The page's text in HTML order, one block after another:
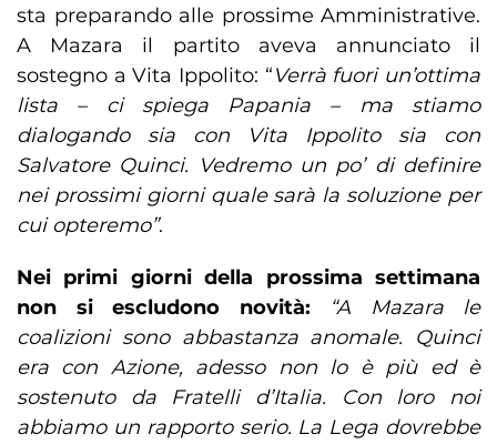
sta preparando alle prossime Amministrative.
A Mazara il partito aveva annunciato il
sostegno a Vita Ippolito: “Verrà fuori un’ottima
lista – ci spiega Papania – ma stiamo
dialogando sia con Vita Ippolito sia con
Salvatore Quinci. Vedremo un po’ di definire
nei prossimi giorni quale sarà la soluzione per
cui opteremo”.
Nei primi giorni della prossima settimana
non si escludono novità:
“A Mazara le
coalizioni sono abbastanza anomale. Quinci
era con Azione, adesso non lo è più ed è
sostenuto da Fratelli d’Italia. Con loro noi
abbiamo un rapporto serio. La Lega dovrebbe